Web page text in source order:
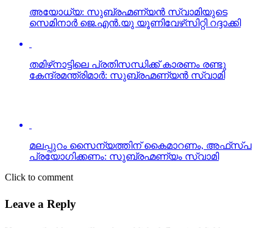
കേന്ദ്രമന്ത്രിമാര്‍: സുബ്രഹ്മണ്യന്‍ സ്വാമി
Leave a Reply
Your email address will not be published.
Comment